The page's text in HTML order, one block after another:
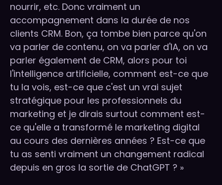
nourrir, etc. Donc vraiment un
accompagnement dans la durée de nos
clients CRM. Bon, ça tombe bien parce qu'on
va parler de contenu, on va parler d'IA, on va
parler également de CRM, alors pour toi
l'intelligence artificielle, comment est-ce que
tu la vois, est-ce que c'est un vrai sujet
stratégique pour les professionnels du
marketing et je dirais surtout comment est-
ce qu'elle a transformé le marketing digital
au cours des dernières années ? Est-ce que
tu as senti vraiment un changement radical
depuis en gros la sortie de ChatGPT ? »